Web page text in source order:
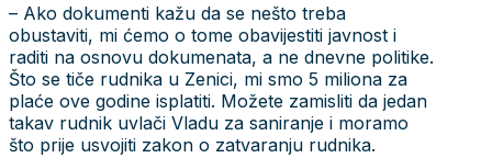
– Ako dokumenti kažu da se nešto treba
obustaviti, mi ćemo o tome obavijestiti javnost i
raditi na osnovu dokumenata, a ne dnevne politike.
Što se tiče rudnika u Zenici, mi smo 5 miliona za
plaće ove godine isplatiti. Možete zamisliti da jedan
takav rudnik uvlači Vladu za saniranje i moramo
što prije usvojiti zakon o zatvaranju rudnika.